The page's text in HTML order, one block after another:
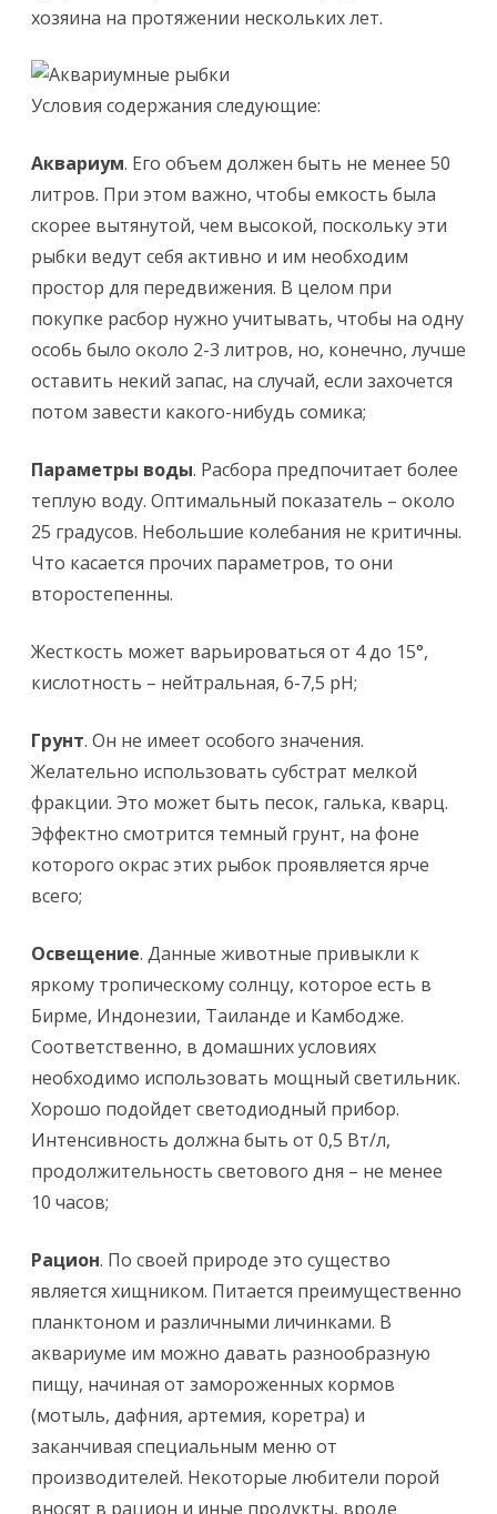
хозяина на протяжении нескольких лет.
Условия содержания следующие:
Аквариум. Его объем должен быть не менее 50
литров. При этом важно, чтобы емкость была
скорее вытянутой, чем высокой, поскольку эти
рыбки ведут себя активно и им необходим
простор для передвижения. В целом при
покупке расбор нужно учитывать, чтобы на одну
особь было около 2-3 литров, но, конечно, лучше
оставить некий запас, на случай, если захочется
потом завести какого-нибудь сомика;
Параметры воды. Расбора предпочитает более
теплую воду. Оптимальный показатель – около
25 градусов. Небольшие колебания не критичны.
Что касается прочих параметров, то они
второстепенны.
Жесткость может варьироваться от 4 до 15°,
кислотность – нейтральная, 6-7,5 pH;
Грунт. Он не имеет особого значения.
Желательно использовать субстрат мелкой
фракции. Это может быть песок, галька, кварц.
Эффектно смотрится темный грунт, на фоне
которого окрас этих рыбок проявляется ярче
всего;
Освещение. Данные животные привыкли к
яркому тропическому солнцу, которое есть в
Бирме, Индонезии, Таиланде и Камбодже.
Соответственно, в домашних условиях
необходимо использовать мощный светильник.
Хорошо подойдет светодиодный прибор.
Интенсивность должна быть от 0,5 Вт/л,
продолжительность светового дня – не менее
10 часов;
Рацион. По своей природе это существо
является хищником. Питается преимущественно
планктоном и различными личинками. В
аквариуме им можно давать разнообразную
пищу, начиная от замороженных кормов
(мотыль, дафния, артемия, коретра) и
заканчивая специальным меню от
производителей. Некоторые любители порой
вносят в рацион и иные продукты, вроде